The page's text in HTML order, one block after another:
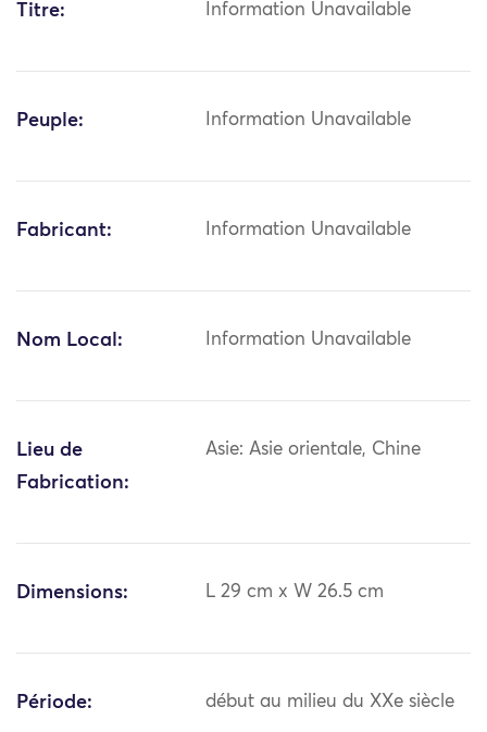
Titre: Information Unavailable
Peuple: Information Unavailable
Fabricant: Information Unavailable
Nom Local: Information Unavailable
Lieu de
Fabrication:
Asie: Asie orientale, Chine
Dimensions: L 29 cm x W 26.5 cm
Période: début au milieu du XXe siècle